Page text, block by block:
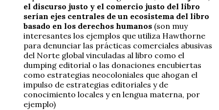
el discurso justo y el comercio justo del libro
serían ejes centrales de un ecosistema del libro
basado en los derechos humanos (son muy
interesantes los ejemplos que utiliza Hawthorne
para denunciar las prácticas comerciales abusivas
del Norte global vinculadas al libro como el
dumping editorial o las donaciones encubiertas
como estrategias neocoloniales que ahogan el
impulso de estrategias editoriales y de
conocimiento locales y en lengua materna, por
ejemplo)